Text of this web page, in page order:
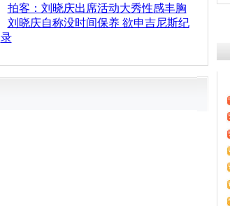
拍客：刘晓庆出席活动大秀性感丰胸
刘晓庆自称没时间保养 欲申吉尼斯纪
录